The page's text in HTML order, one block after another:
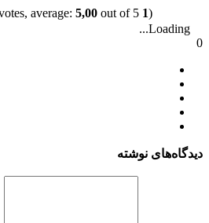
(
1
5,00 out of 5)
Loading...
0
دیدگاه‌های نوشته